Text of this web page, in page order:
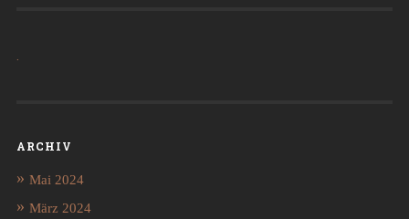
.
ARCHIV
Mai 2024
März 2024